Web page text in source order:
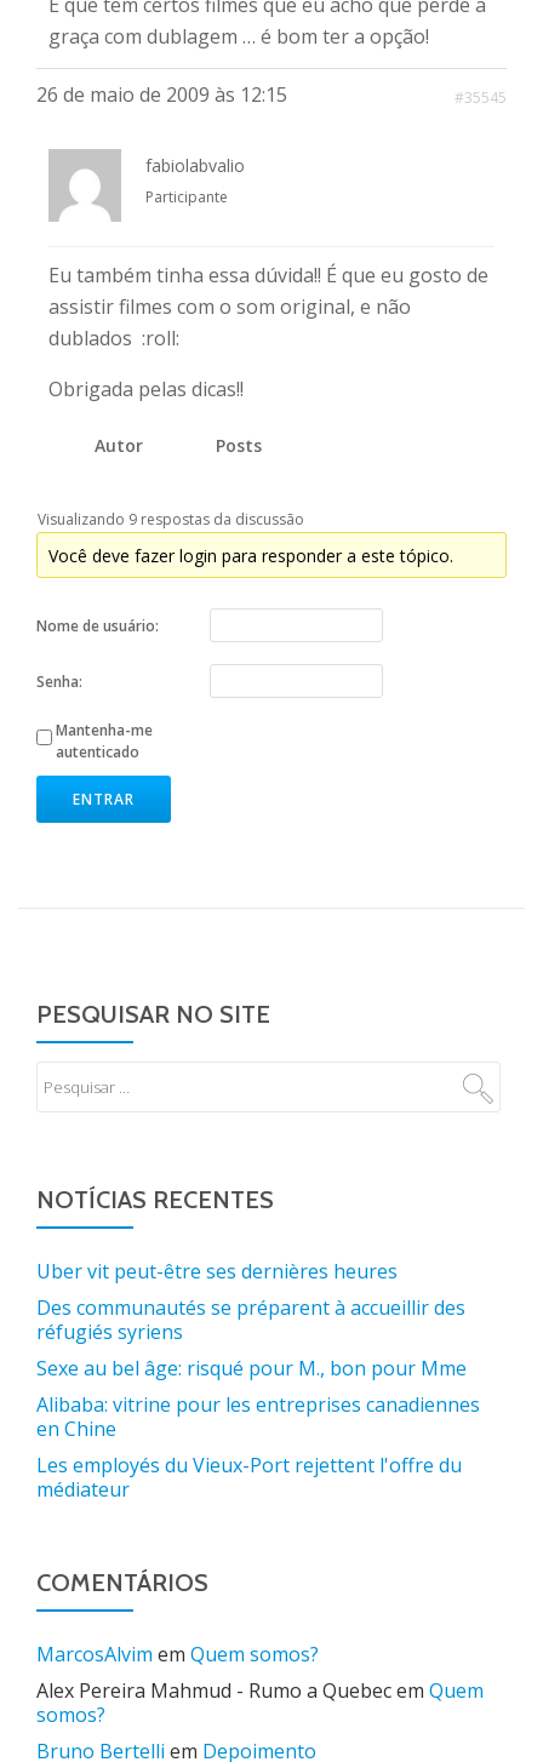
graça com dublagem … é bom ter a opção!
26 de maio de 2009 às 12:15 #35545
fabiolabvalio
Participante
Eu também tinha essa dúvida!! É que eu gosto de
assistir filmes com o som original, e não
dublados :roll:
Obrigada pelas dicas!!
Autor Posts
Visualizando 9 respostas da discussão
Você deve fazer login para responder a este tópico.
Nome de usuário:
Senha:
Mantenha-me
autenticado
ENTRAR
PESQUISAR NO SITE
NOTÍCIAS RECENTES
Uber vit peut-être ses dernières heures
Des communautés se préparent à accueillir des
réfugiés syriens
Sexe au bel âge: risqué pour M., bon pour Mme
Alibaba: vitrine pour les entreprises canadiennes
en Chine
Les employés du Vieux-Port rejettent l'offre du
médiateur
COMENTÁRIOS
MarcosAlvim em Quem somos?
Alex Pereira Mahmud - Rumo a Quebecem Quem
somos?
Bruno Bertelli em Depoimento